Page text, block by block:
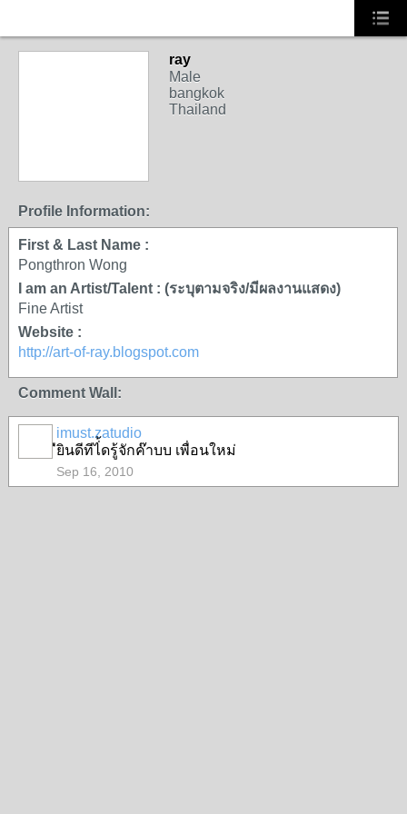
ray
Male
bangkok
Thailand
Profile Information:
First & Last Name :
Pongthron Wong
I am an Artist/Talent : (ระบุตามจริง/มีผลงานแสดง)
Fine Artist
Website :
http://art-of-ray.blogspot.com
Comment Wall:
imust.zatudio
ืยินดีทีไ่้ดรู้จักค๊าบบ เพื่อนใหม่
Sep 16, 2010